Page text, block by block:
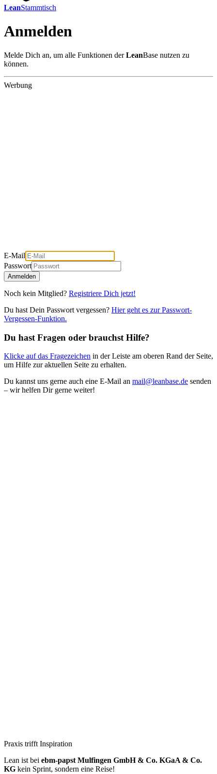
LeanStammtisch
Anmelden
Melde Dich an, um alle Funktionen derLeanBase nutzen zu
können.
Werbung
E-Mail
Passwort
Anmelden
Noch kein Mitglied? Registriere Dich jetzt!
Du hast Dein Passwort vergessen? Hier geht es zur Passwort-
Vergessen-Funktion.
Du hast Fragen oder brauchst Hilfe?
Klicke auf das Fragezeichen in der Leiste am oberen Rand der Seite,
um Hilfe zur aktuellen Seite zu erhalten.
Du kannst uns gerne auch eine E-Mail an mail@leanbase.de senden
– wir helfen Dir gerne weiter!
Praxis trifft Inspiration
Lean ist bei ebm‑papst Mulfingen GmbH & Co. KGaA & Co.
KG kein Sprint, sondern eine Reise!